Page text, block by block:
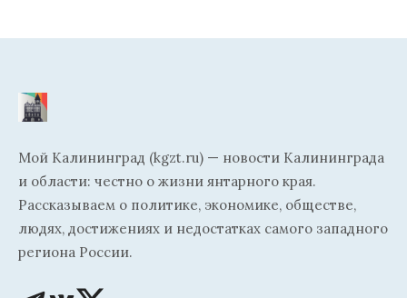
Мой Калининград (kgzt.ru) — новости Калининграда
и области: честно о жизни янтарного края.
Рассказываем о политике, экономике, обществе,
людях, достижениях и недостатках самого западного
региона России.